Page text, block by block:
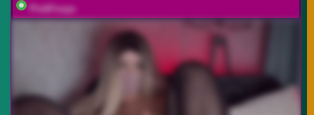
PinkFoxya